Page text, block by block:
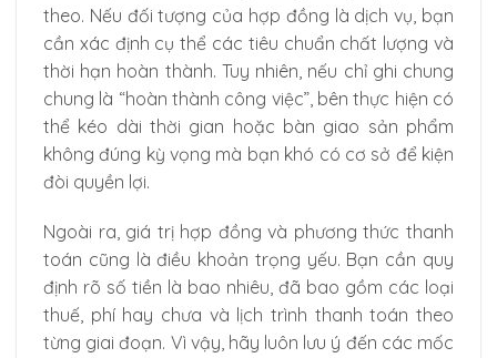
theo. Nếu đối tượng của hợp đồng là dịch vụ, bạn
cần xác định cụ thể các tiêu chuẩn chất lượng và
thời hạn hoàn thành. Tuy nhiên, nếu chỉ ghi chung
chung là “hoàn thành công việc”, bên thực hiện có
thể kéo dài thời gian hoặc bàn giao sản phẩm
không đúng kỳ vọng mà bạn khó có cơ sở để kiện
đòi quyền lợi.
Ngoài ra, giá trị hợp đồng và phương thức thanh
toán cũng là điều khoản trọng yếu. Bạn cần quy
định rõ số tiền là bao nhiêu, đã bao gồm các loại
thuế, phí hay chưa và lịch trình thanh toán theo
từng giai đoạn. Vì vậy, hãy luôn lưu ý đến các mốc